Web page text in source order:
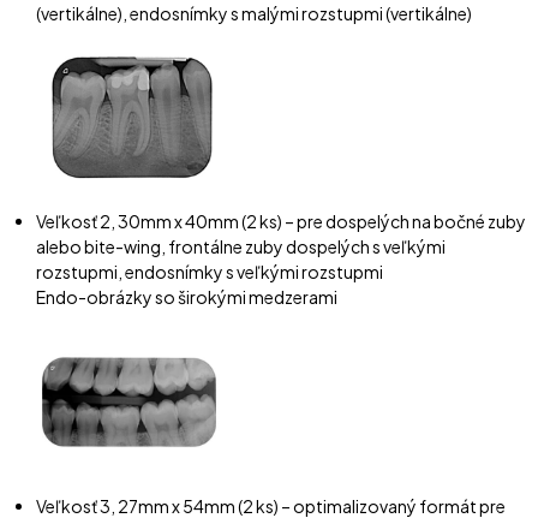
(vertikálne), endosnímky s malými rozstupmi (vertikálne)
Veľkosť 2, 30mm x 40mm (2 ks) – pre dospelých na bočné zuby
alebo bite-wing, frontálne zuby dospelých s veľkými
rozstupmi, endosnímky s veľkými rozstupmi
Endo-obrázky so širokými medzerami
Veľkosť 3, 27mm x 54mm (2 ks) – optimalizovaný formát pre